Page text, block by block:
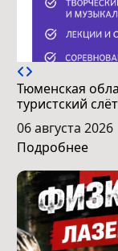
Тюменская
туристский
06 августа 2026
Подробнее